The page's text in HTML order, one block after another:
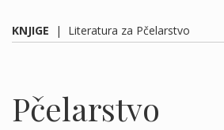
KNJIGE | Literatura za Pčelarstvo
Pčelarstvo